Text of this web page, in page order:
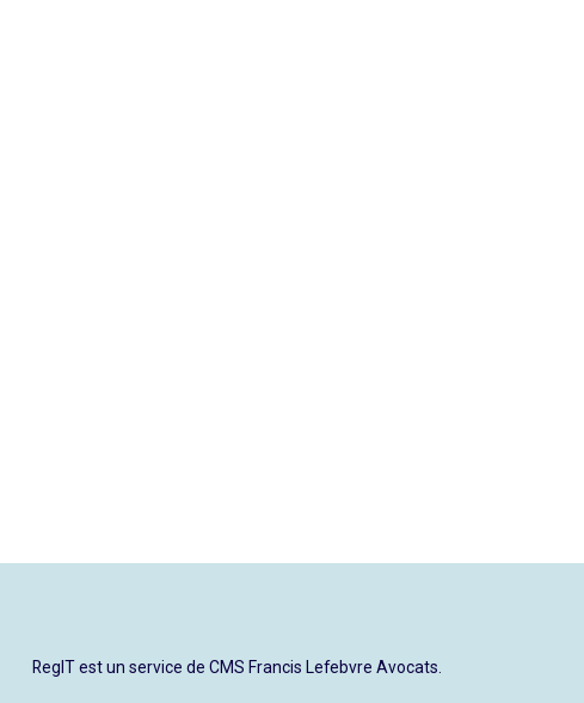
RegIT est un service de CMS Francis Lefebvre Avocats.